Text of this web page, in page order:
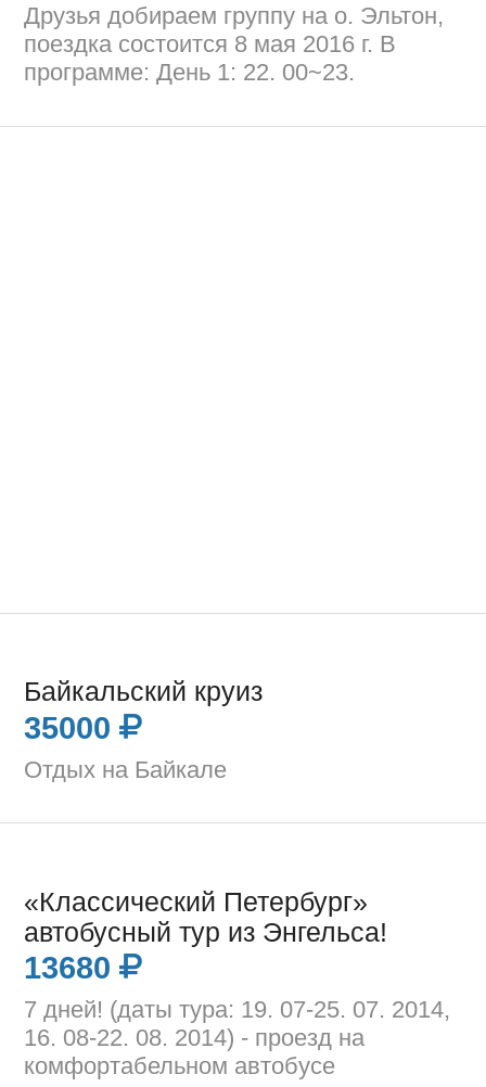
Друзья добираем группу на о. Эльтон,
поездка состоится 8 мая 2016 г. В
программе: День 1: 22. 00~23.
Байкальский круиз
35000
Отдых на Байкале
«Классический Петербург»
автобусный тур из Энгельса!
13680
7 дней! (даты тура: 19. 07-25. 07. 2014,
16. 08-22. 08. 2014) - проезд на
комфортабельном автобусе